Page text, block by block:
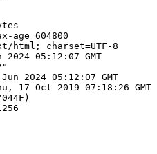
age=604800
html; charset=UTF-8
05:12:07 GMT
2024 05:12:07 GMT
17 Oct 2019 07:18:26 GMT